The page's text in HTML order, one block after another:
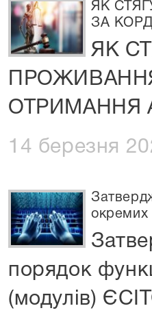
ЯК
ЗА
ЯК
ОТРИМАННЯ
14 березня
окремих
порядок
(модулів)